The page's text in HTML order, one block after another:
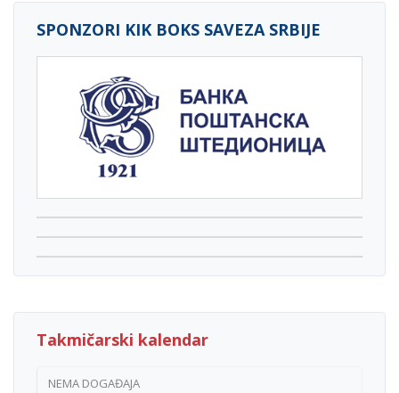
SPONZORI KIK BOKS SAVEZA SRBIJE
Takmičarski kalendar
NEMA DOGAĐAJA